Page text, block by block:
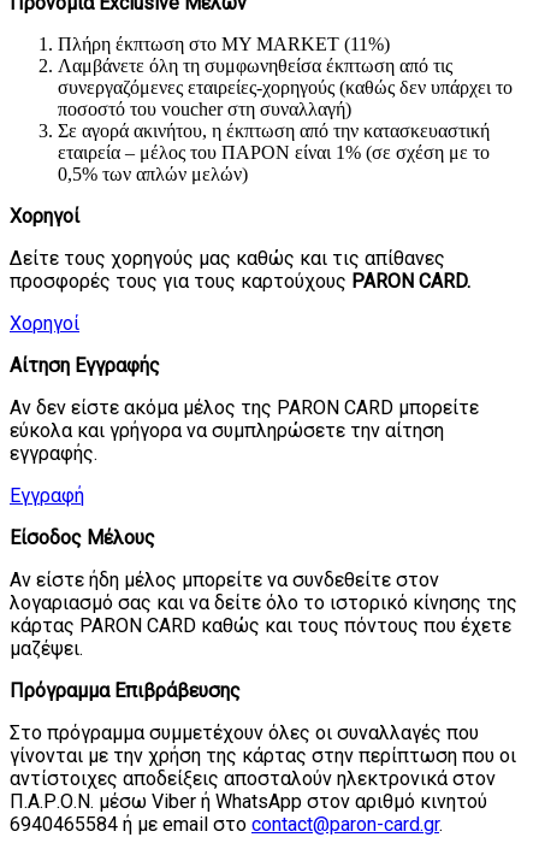
Πλήρη έκπτωση στο ΜY MARKET (11%)
Λαμβάνετε όλη τη συμφωνηθείσα έκπτωση από τις
συνεργαζόμενες εταιρείες-χορηγούς (καθώς δεν υπάρχει το
ποσοστό του voucher στη συναλλαγή)
Σε αγορά ακινήτου, η έκπτωση από την κατασκευαστική
εταιρεία – μέλος του ΠΑΡΟΝ είναι 1% (σε σχέση με το
0,5% των απλών μελών)
Χορηγοί
Δείτε τους χορηγούς μας καθώς και τις απίθανες
προσφορές τους για τους καρτούχους PARON CARD.
Χορηγοί
Αίτηση Εγγραφής
Αν δεν είστε ακόμα μέλος της PARON CARD μπορείτε
εύκολα και γρήγορα να συμπληρώσετε την αίτηση
εγγραφής.
Εγγραφή
Είσοδος Μέλους
Αν είστε ήδη μέλος μπορείτε να συνδεθείτε στον
λογαριασμό σας και να δείτε όλο το ιστορικό κίνησης της
κάρτας PARON CARD καθώς και τους πόντους που έχετε
μαζέψει.
Πρόγραμμα Επιβράβευσης
Στο πρόγραμμα συμμετέχουν όλες οι συναλλαγές που
γίνονται με την χρήση της κάρτας στην περίπτωση που οι
αντίστοιχες αποδείξεις αποσταλούν ηλεκτρονικά στον
Π.Α.Ρ.Ο.Ν. μέσω Viber ή WhatsApp στον αριθμό κινητού
6940465584 ή με email στο contact@paron-card.gr.